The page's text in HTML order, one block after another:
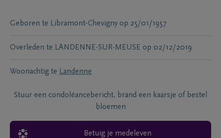
Geboren te Libramont-Chevigny op 25/01/1957
Overleden te LANDENNE-SUR-MEUSE op 02/12/2019
Woonachtig te Landenne
Stuur een condoléancebericht, brand een kaarsje of bestel
bloemen
Betuig je medeleven